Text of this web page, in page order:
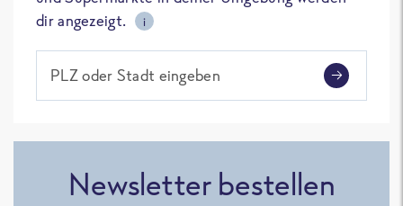
dir angezeigt.
i
PLZ oder Stadt eingeben
Newsletter bestellen